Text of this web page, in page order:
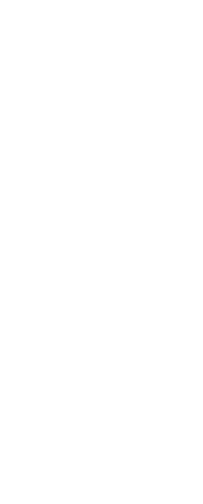
作为美国最大零售商，沃尔玛覆盖了不同年龄、收入和地区的
Rainey表示，为了努力压低价格，沃尔玛已经减少了一些采购
目前，沃尔玛在美国销售的商品中，有大约三分之一来自世界
正如沃尔玛所说，现在的关税水平还是高出市场承受范围，所
如果沃尔玛都
同样，在玩具行业，美国零售巨头美泰表示，公司将在必要时